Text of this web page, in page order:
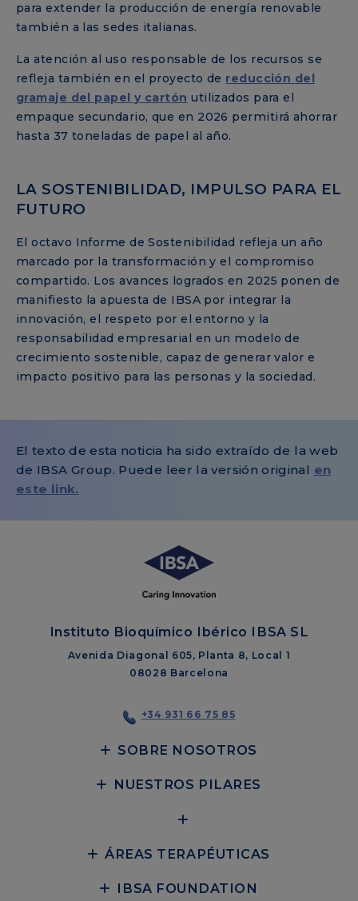
para extender la producción de energía renovable
también a las sedes italianas.
La atención al uso responsable de los recursos se
refleja también en el proyecto de reducción del
gramaje del papel y cartón utilizados para el
empaque secundario, que en 2026 permitirá ahorrar
hasta 37 toneladas de papel al año.
LA SOSTENIBILIDAD, IMPULSO PARA EL
FUTURO
El octavo Informe de Sostenibilidad refleja un año
marcado por la transformación y el compromiso
compartido. Los avances logrados en 2025 ponen de
manifiesto la apuesta de IBSA por integrar la
innovación, el respeto por el entorno y la
responsabilidad empresarial en un modelo de
crecimiento sostenible, capaz de generar valor e
impacto positivo para las personas y la sociedad.
El texto de esta noticia ha sido extraído de la web
de IBSA Group. Puede leer la versión original en
este link.
Instituto Bioquímico Ibérico IBSA SL
Avenida Diagonal 605, Planta 8, Local 1
08028 Barcelona
+34 931 66 75 85
SOBRE NOSOTROS
NUESTROS PILARES
ÁREAS TERAPÉUTICAS
IBSA FOUNDATION